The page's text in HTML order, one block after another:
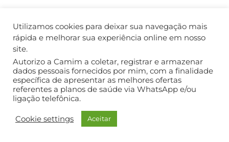
COPYRIGHT ©2018. TODOS OS DIREITOS RESERVADOS.
Utilizamos cookies para deixar sua navegação mais
rápida e melhorar sua experiência online em nosso
site.
Autorizo a Camim a coletar, registrar e armazenar
dados pessoais fornecidos por mim, com a finalidade
específica de apresentar as melhores ofertas
referentes a planos de saúde via WhatsApp e/ou
ligação telefônica.
Cookie settings Aceitar